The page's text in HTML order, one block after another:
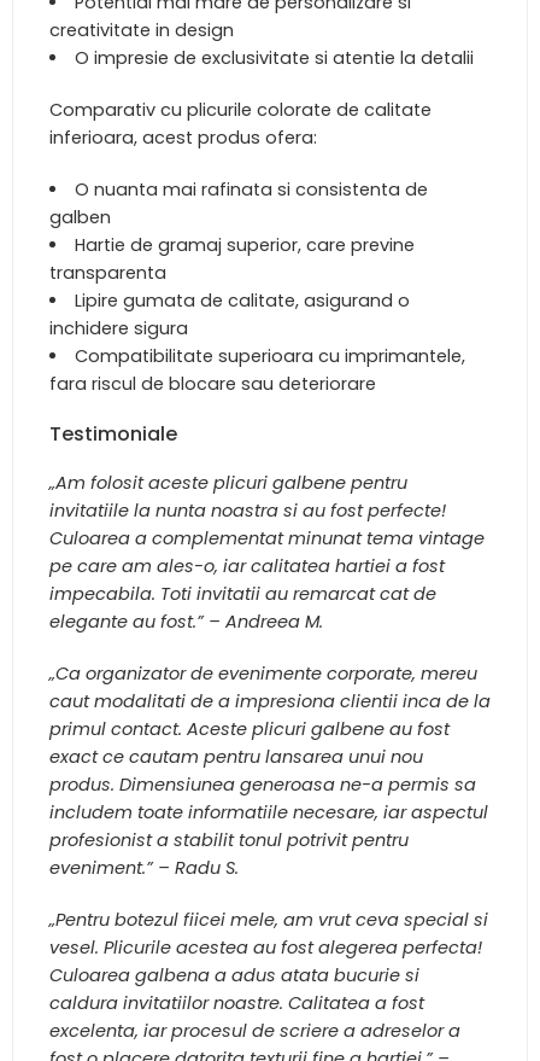
creativitate in design
O impresie de exclusivitate si atentie la detalii
Comparativ cu plicurile colorate de calitate
inferioara, acest produs ofera:
O nuanta mai rafinata si consistenta de
galben
Hartie de gramaj superior, care previne
transparenta
Lipire gumata de calitate, asigurand o
inchidere sigura
Compatibilitate superioara cu imprimantele,
fara riscul de blocare sau deteriorare
Testimoniale
„Am folosit aceste plicuri galbene pentru
invitatiile la nunta noastra si au fost perfecte!
Culoarea a complementat minunat tema vintage
pe care am ales-o, iar calitatea hartiei a fost
impecabila. Toti invitatii au remarcat cat de
elegante au fost.” – Andreea M.
„Ca organizator de evenimente corporate, mereu
caut modalitati de a impresiona clientii inca de la
primul contact. Aceste plicuri galbene au fost
exact ce cautam pentru lansarea unui nou
produs. Dimensiunea generoasa ne-a permis sa
includem toate informatiile necesare, iar aspectul
profesionist a stabilit tonul potrivit pentru
eveniment.” – Radu S.
„Pentru botezul fiicei mele, am vrut ceva special si
vesel. Plicurile acestea au fost alegerea perfecta!
Culoarea galbena a adus atata bucurie si
caldura invitatiilor noastre. Calitatea a fost
excelenta, iar procesul de scriere a adreselor a